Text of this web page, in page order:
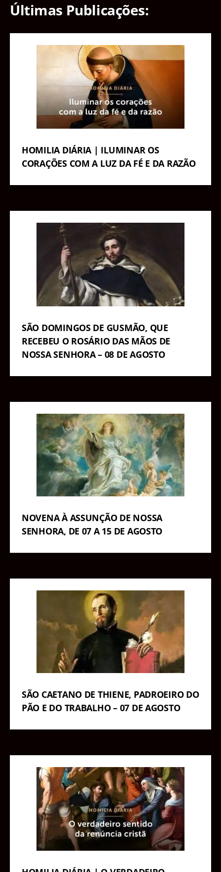
Últimas Publicações:
HOMILIA DIÁRIA | ILUMINAR OS
CORAÇÕES COM A LUZ DA FÉ E DA RAZÃO
SÃO DOMINGOS DE GUSMÃO, QUE
RECEBEU O ROSÁRIO DAS MÃOS DE
NOSSA SENHORA – 08 DE AGOSTO
NOVENA À ASSUNÇÃO DE NOSSA
SENHORA, DE 07 A 15 DE AGOSTO
SÃO CAETANO DE THIENE, PADROEIRO DO
PÃO E DO TRABALHO – 07 DE AGOSTO